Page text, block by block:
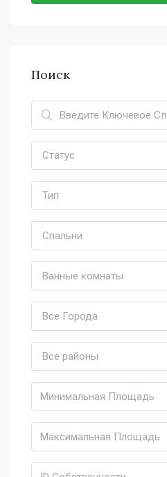
Поиск
Статус
Тип
Спальни
Ванные комнаты
Все Города
Все районы